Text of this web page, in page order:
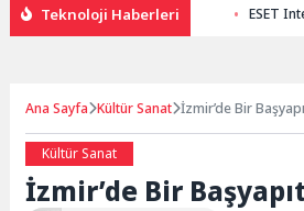
Teknoloji Haberleri ESET
Ana Sayfa Kültür Sanat İzmir’de Bir
Kültür Sanat
İzmir’de Bir